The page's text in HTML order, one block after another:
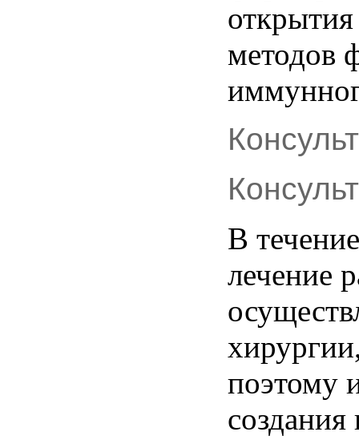
открытия
методов
В течение
лечение
хирургии
поэтому
создания